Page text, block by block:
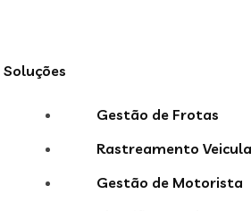
Soluções
Gestão de Frotas
Rastreamento
Gestão de Motorista